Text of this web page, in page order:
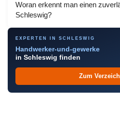
Woran erkennt man einen
Schleswig?
EXPERTEN IN SCHLESWIG
Handwerker-und-gewerke
in Schleswig finden
Zum